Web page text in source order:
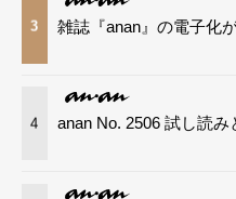
3 雑誌『anan』の電子化
4 anan No. 2506 試し読み